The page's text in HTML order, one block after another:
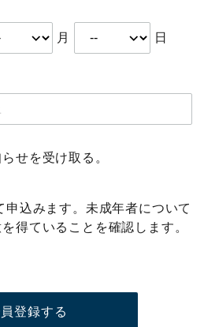
月 日
せを受け取る。
申込みます。未成年者について
得ていることを確認します。